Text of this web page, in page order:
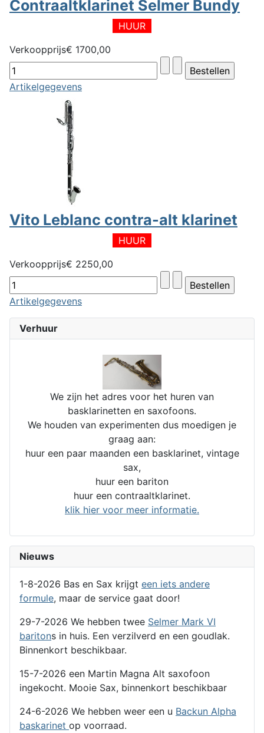
Verhuur
We zijn het adres voor het huren van
basklarinetten en saxofoons.
We houden van experimenten dus moedigen je
graag aan:
huur een paar maanden een basklarinet, vintage
sax,
huur een bariton
huur een contraaltklarinet.
klik hier voor meer informatie.
Nieuws
1-8-2026 Bas en Sax krijgt een iets andere
formule, maar de service gaat door!
29-7-2026 We hebben twee Selmer Mark VI
baritons in huis. Een verzilverd en een goudlak.
Binnenkort beschikbaar.
15-7-2026 een Martin Magna Alt saxofoon
ingekocht. Mooie Sax, binnenkort beschikbaar
24-6-2026 We hebben weer een u Backun Alpha
baskarinet op voorraad.
Contraaltklarinet Selmer Bundy
HUUR
Verkoopprijs€ 1700,00
Artikelgegevens
Vito Leblanc contra-alt klarinet
HUUR
Verkoopprijs€ 2250,00
Artikelgegevens